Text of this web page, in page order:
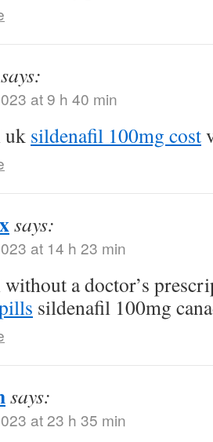
says:
at 9 h 40 min
uk sildenafil 100mg cost
says:
at 14 h 23 min
a doctor’s
sildenafil 100mg
says:
at 23 h 35 min